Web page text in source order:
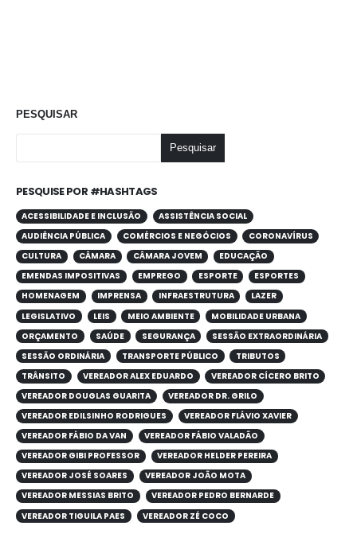
PESQUISAR
Pesquisar
PESQUISE POR #HASHTAGS
ACESSIBILIDADE E INCLUSÃO
ASSISTÊNCIA SOCIAL
AUDIÊNCIA PÚBLICA
COMÉRCIOS E NEGÓCIOS
CORONAVÍRUS
CULTURA
CÂMARA CÂMARA JOVEM
EDUCAÇÃO
EMENDAS IMPOSITIVAS
EMPREGO ESPORTE
ESPORTES
HOMENAGEM
IMPRENSA INFRAESTRUTURA
LAZER
LEGISLATIVO
LEIS MEIO AMBIENTE
MOBILIDADE URBANA
ORÇAMENTO
SAÚDE SEGURANÇA
SESSÃO EXTRAORDINÁRIA
SESSÃO ORDINÁRIA
TRANSPORTE PÚBLICO
TRIBUTOS
TRÂNSITO
VEREADOR ALEX EDUARDO
VEREADOR CÍCERO BRITO
VEREADOR DOUGLAS GUARITA
VEREADOR DR. GRILO
VEREADOR EDILSINHO RODRIGUES
VEREADOR FLÁVIO XAVIER
VEREADOR FÁBIO DA VAN
VEREADOR FÁBIO VALADÃO
VEREADOR GIBI PROFESSOR
VEREADOR HELDER PEREIRA
VEREADOR JOSÉ SOARES
VEREADOR JOÃO MOTA
VEREADOR MESSIAS BRITO
VEREADOR PEDRO BERNARDE
VEREADOR TIGUILA PAES
VEREADOR ZÉ COCO